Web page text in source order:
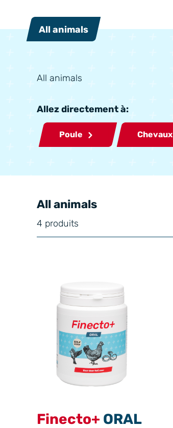
All animals
All animals
Allez directement à:
Poule Chevaux
All animals
4 produits
Finecto+ ORAL